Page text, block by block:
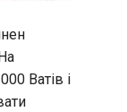
Ватів і